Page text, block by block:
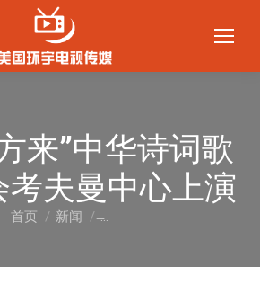
来”中华诗词歌
考夫曼中心上演
您在这里：
首页 新闻 ̶…